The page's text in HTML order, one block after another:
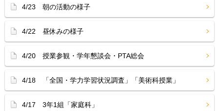
4/23 朝の活動の様子
4/22 昼休みの様子
4/20 授業参観・学年懇談会・PTA総会
4/18 「全国・学力学習状況調査」「美術科授業」
4/17 3年1組「家庭科」